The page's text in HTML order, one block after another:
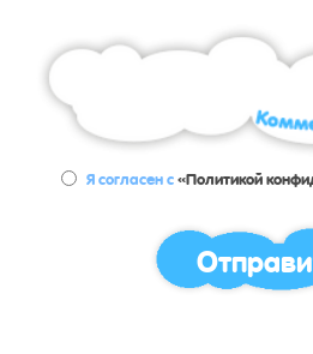
Я согласен с«Политикой